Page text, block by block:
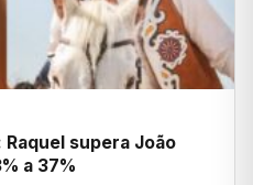
supera João
a 37%